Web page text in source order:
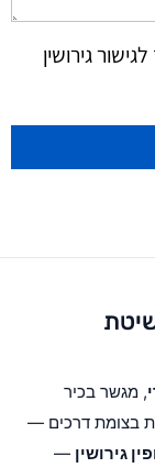
גירושין
, מגשר בכיר
בצומת דרכים —
גירושין —